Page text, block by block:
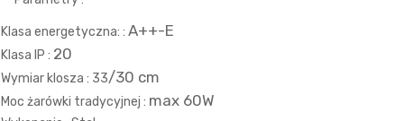
Klasa energetyczna: : A++-E
Klasa IP : 20
Wymiar klosza : 33/30 cm
Moc żarówki tradycyjnej : max 60W